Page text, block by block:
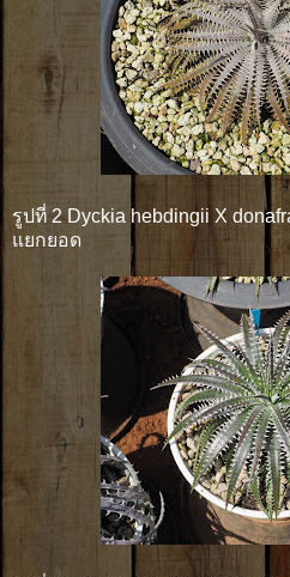
รูปที่ 2 Dyckia hebdingii X
แยกยอด